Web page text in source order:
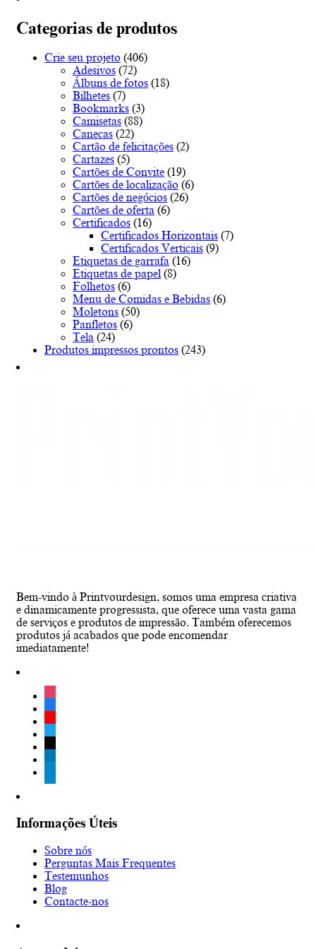
variants.
The
options
may
be
chosen
on
the
product
page
Categorias de produtos
Crie seu projeto (406)
Adesivos (72)
Álbuns de fotos (18)
Bilhetes (7)
Bookmarks (3)
Camisetas (88)
Canecas (22)
Cartão de felicitações (2)
Cartazes (5)
Cartões de Convite (19)
Cartões de localização (6)
Cartões de negócios (26)
Cartões de oferta (6)
Certificados (16)
Certificados Horizontais (7)
Certificados Verticais (9)
Etiquetas de garrafa (16)
Etiquetas de papel (8)
Folhetos (6)
Menu de Comidas e Bebidas (6)
Moletons (50)
Panfletos (6)
Tela (24)
Produtos impressos prontos (243)
Bem-vindo à Printyourdesign, somos uma empresa criativa
e dinamicamente progressista, que oferece uma vasta gama
de serviços e produtos de impressão. Também oferecemos
produtos já acabados que pode encomendar
imediatamente!
instagram
facebook
youtube
twitter
tiktok
Informações Úteis
Sobre nós
Perguntas Mais Frequentes
Testemunhos
Blog
Contacte-nos